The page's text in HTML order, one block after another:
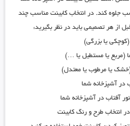
جلوه کند. در انتخاب کابینت مناسب چند
از هر تصمیمی باید در نظر بگیرید:
(کوچکی یا بزرگی)
یا مستطیل یا …)
یا مرطوب یا معتدل)
در آشپزخانه شما
آفتاب در آشپزخانه شما
انتخاب طرح و رنگ کابینت